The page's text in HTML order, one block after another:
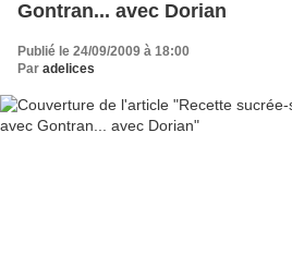
Gontran... avec Dorian
Publié le 24/09/2009 à 18:00
Par adelices